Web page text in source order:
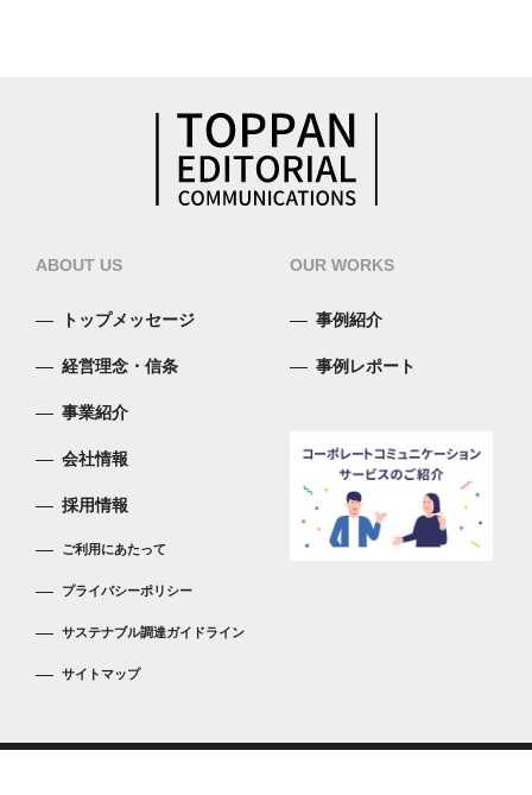
ABOUT US
トップメッセージ
経営理念・信条
事業紹介
会社情報
採用情報
ご利用にあたって
プライバシーポリシー
サステナブル調達ガイドライン
サイトマップ
OUR WORKS
事例紹介
事例レポート